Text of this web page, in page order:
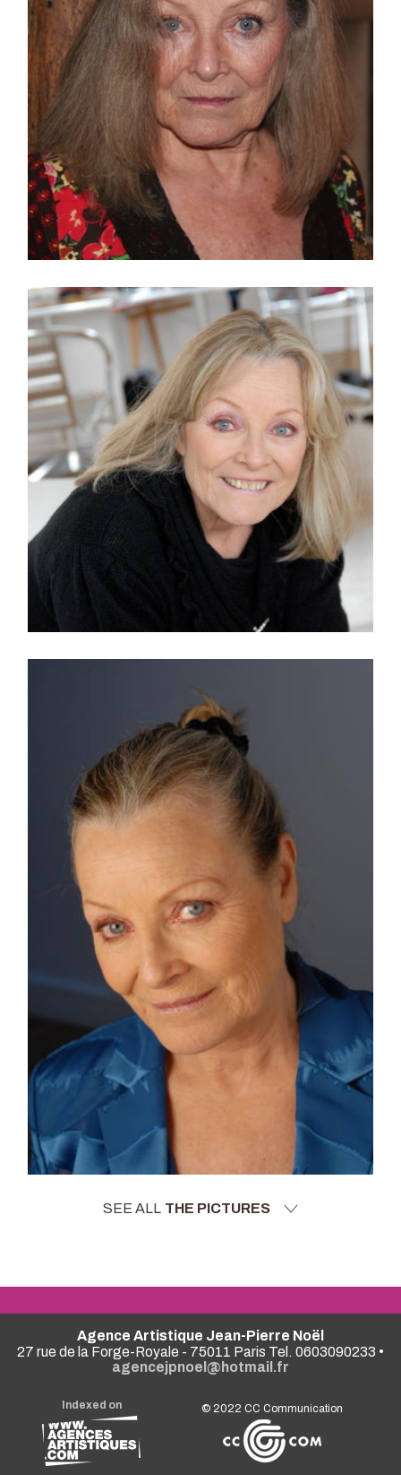
SEE ALL THE PICTURES
Agence Artistique Jean-Pierre Noël
27 rue de la Forge-Royale - 75011 Paris Tel. 0603090233 •
agencejpnoel@hotmail.fr
Indexed on © 2022CC Communication